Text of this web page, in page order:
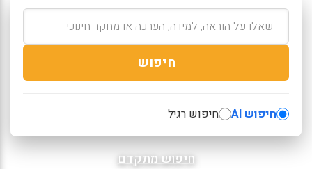
חיפוש
חיפוש AI חיפוש רגיל
חיפוש מתקדם